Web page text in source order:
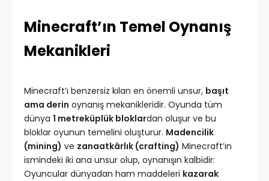
Minecraft’ın Temel Oynanış
Mekanikleri
Minecraft’ı benzersiz kılan en önemli unsur, başıt
ama derin oynanış mekanikleridir. Oyunda tüm
dünya 1 metreküplük bloklardan oluşur ve bu
bloklar oyunun temelini oluşturur. Madencilik
(mining) ve zanaatkârlık (crafting) Minecraft’ın
ismindeki iki ana unsur olup, oynanışın kalbidir:
Oyuncular dünyadan ham maddeleri kazarak